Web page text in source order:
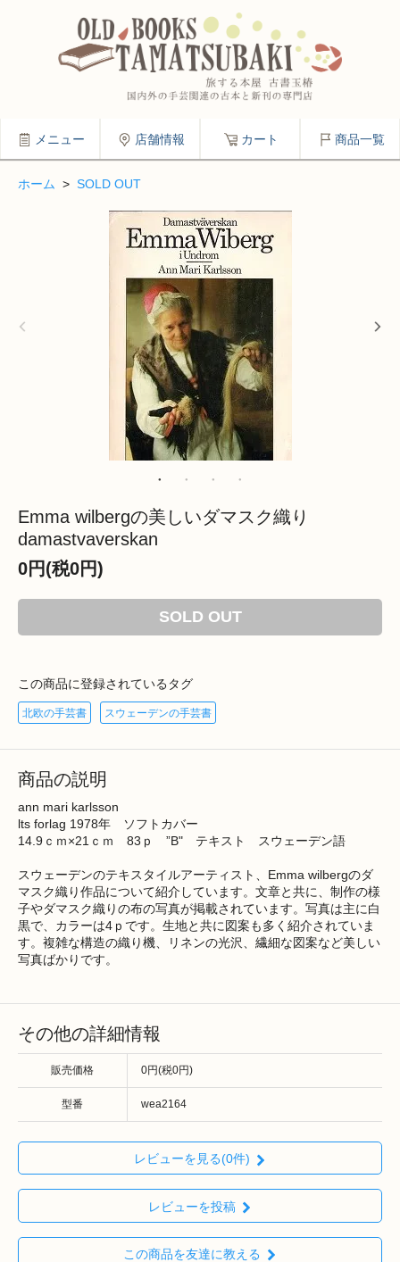
メニュー 店舗情報 カート 商品一覧
ホーム > SOLD OUT
Emma wilbergの美しいダマスク織り
damastvaverskan
0円(税0円)
SOLD OUT
この商品に登録されているタグ
北欧の手芸書 スウェーデンの手芸書
商品の説明
ann mari karlsson
lts forlag 1978年 ソフトカバー
14.9ｃｍ×21ｃｍ 83ｐ ”B" テキスト スウェーデン語
スウェーデンのテキスタイルアーティスト、Emma wilbergのダ
マスク織り作品について紹介しています。文章と共に、制作の様
子やダマスク織りの布の写真が掲載されています。写真は主に白
黒で、カラーは4ｐです。生地と共に図案も多く紹介されていま
す。複雑な構造の織り機、リネンの光沢、繊細な図案など美しい
写真ばかりです。
その他の詳細情報
販売価格 0円(税0円)
型番 wea2164
レビューを見る(0件)
レビューを投稿
この商品を友達に教える